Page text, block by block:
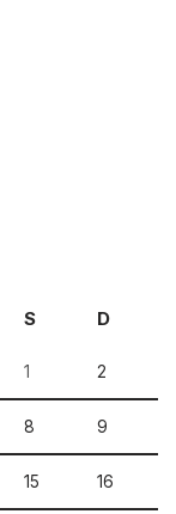
S D
1 2
8 9
15 16